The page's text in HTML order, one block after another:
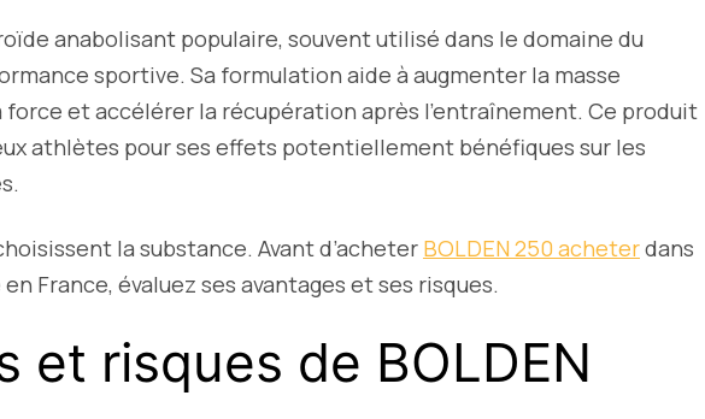
anabolisant populaire, souvent utilisé dans le domaine du
sportive. Sa formulation aide à augmenter la masse
force et accélérer la récupération après l’entraînement. Ce produit
athlètes pour ses effets potentiellement bénéfiques sur les
la substance. Avant d’acheter BOLDEN 250 acheterdans
France, évaluez ses avantages et ses risques.
et risques de BOLDEN